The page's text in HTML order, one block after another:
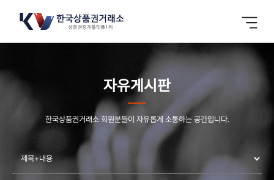
자유게시판
한국상품권거래소 회원분들이 자유롭게 소통하는 공간입니다.